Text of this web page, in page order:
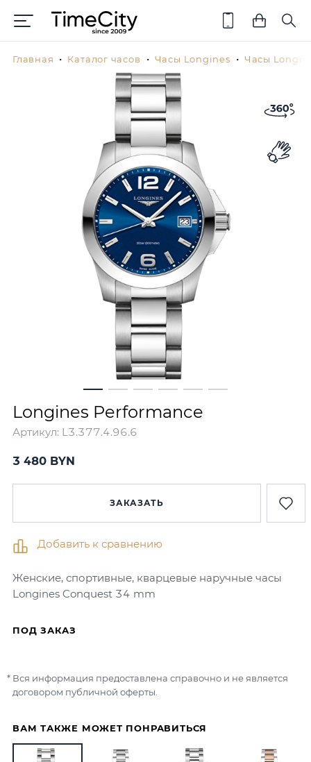
Главная Каталог часов Часы Longines Часы
Longines Performance
Артикул: L3.377.4.96.6
Женские, спортивные, кварцевые наручные часы
Longines Conquest 34 mm
3 480 BYN
ЗАКАЗАТЬ
Добавить к сравнению
ВАМ ТАКЖЕ МОЖЕТ ПОНРАВИТЬСЯ
ПОД ЗАКАЗ
Вся информация предоставлена справочно и не является
договором публичной оферты.